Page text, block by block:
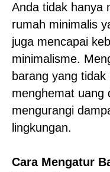
Anda tidak hanya
rumah minimalis
juga mencapai
minimalisme.
barang yang
menghemat uang
mengurangi
lingkungan.
Cara Mengatur